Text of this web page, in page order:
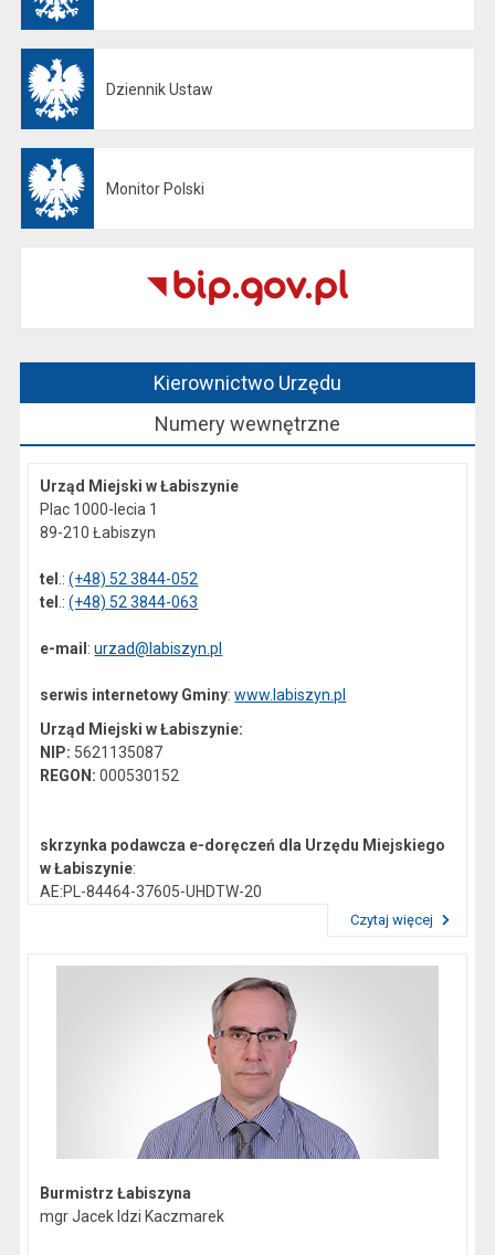
Dziennik Ustaw
Monitor Polski
Kierownictwo Urzędu
Numery wewnętrzne
Urząd Miejski w Łabiszynie
Plac 1000-lecia 1
89-210 Łabiszyn
tel .:(+48) 52 3844-052
tel .:(+48) 52 3844-063
e-mail :urzad@labiszyn.pl
serwis internetowy Gminy:www.labiszyn.pl
Urząd Miejski w Łabiszynie:
NIP: 5621135087
REGON:000530152
skrzynka podawcza e-doręczeń dla Urzędu Miejskiego
w Łabiszynie:
AE:PL-84464-37605-UHDTW-20
skrzynka podawcza epuap:
Czytaj więcej
Burmistrz Łabiszyna
mgr Jacek Idzi Kaczmarek